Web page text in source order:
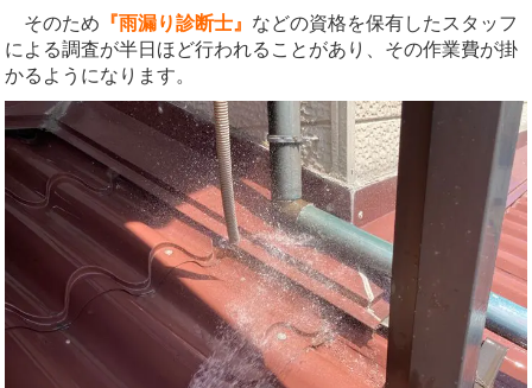
そのため 『雨漏り診断士』 などの資格を保有したスタッフ
による調査が半日ほど行われることがあり、その作業費が掛
かるようになります。